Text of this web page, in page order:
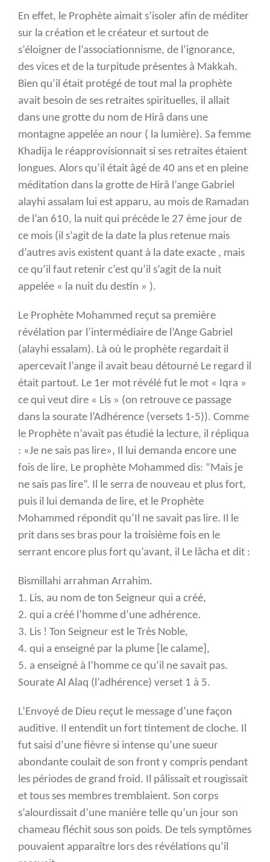
En effet, le Prophète aimait s’isoler afin de méditer
sur la création et le créateur et surtout de
s’éloigner de l’associationnisme, de l’ignorance,
des vices et de la turpitude présentes à Makkah.
Bien qu’il était protégé de tout mal la prophète
avait besoin de ses retraites spirituelles, il allait
dans une grotte du nom de Hirâ dans une
montagne appelée an nour ( la lumière). Sa femme
Khadija le réapprovisionnait si ses retraites étaient
longues. Alors qu’il était âgé de 40 ans et en pleine
méditation dans la grotte de Hirâ l’ange Gabriel
alayhi assalam lui est apparu, au mois de Ramadan
de l’an 610, la nuit qui précède le 27 ème jour de
ce mois (il s’agit de la date la plus retenue mais
d’autres avis existent quant à la date exacte , mais
ce qu’il faut retenir c’est qu’il s’agit de la nuit
appelée « la nuit du destin » ).
Le Prophète Mohammed reçut sa première
révélation par l’intermédiaire de l’Ange Gabriel
(alayhi essalam). Là où le prophète regardait il
apercevait l’ange il avait beau détourné Le regard il
était partout. Le 1er mot révélé fut le mot « Iqra »
ce qui veut dire « Lis » (on retrouve ce passage
dans la sourate l’Adhérence (versets 1-5)). Comme
le Prophète n’avait pas étudié la lecture, il répliqua
: «Je ne sais pas lire», Il lui demanda encore une
fois de lire, Le prophète Mohammed dis: “Mais je
ne sais pas lire”. Il le serra de nouveau et plus fort,
puis il lui demanda de lire, et le Prophète
Mohammed répondit qu’Il ne savait pas lire. Il le
prit dans ses bras pour la troisième fois en le
serrant encore plus fort qu’avant, il Le lâcha et dit :
Bismillahi arrahman Arrahim.
1. Lis, au nom de ton Seigneur qui a créé,
2. qui a créé l’homme d’une adhérence.
3. Lis ! Ton Seigneur est le Très Noble,
4. qui a enseigné par la plume [le calame],
5. a enseigné à l’homme ce qu’il ne savait pas.
Sourate Al Alaq (l’adhérence) verset 1 à 5.
L’Envoyé de Dieu reçut le message d’une façon
auditive. Il entendit un fort tintement de cloche. Il
fut saisi d’une fièvre si intense qu’une sueur
abondante coulait de son front y compris pendant
les périodes de grand froid. Il pâlissait et rougissait
et tous ses membres tremblaient. Son corps
s’alourdissait d’une manière telle qu’un jour son
chameau fléchit sous son poids. De tels symptômes
pouvaient apparaître lors des révélations qu’il